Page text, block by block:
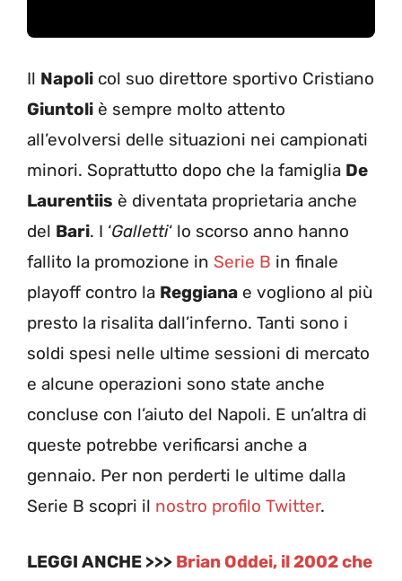
Il Napoli col suo direttore sportivo Cristiano
Giuntoli è sempre molto attento
all’evolversi delle situazioni nei campionati
minori. Soprattutto dopo che la famiglia De
Laurentiis è diventata proprietaria anche
del Bari. I ‘Galletti‘ lo scorso anno hanno
fallito la promozione in Serie B in finale
playoff contro la Reggiana e vogliono al più
presto la risalita dall’inferno. Tanti sono i
soldi spesi nelle ultime sessioni di mercato
e alcune operazioni sono state anche
concluse con l’aiuto del Napoli. E un’altra di
queste potrebbe verificarsi anche a
gennaio. Per non perderti le ultime dalla
Serie B scopri il nostro profilo Twitter.
LEGGI ANCHE >>> Brian Oddei, il 2002 che